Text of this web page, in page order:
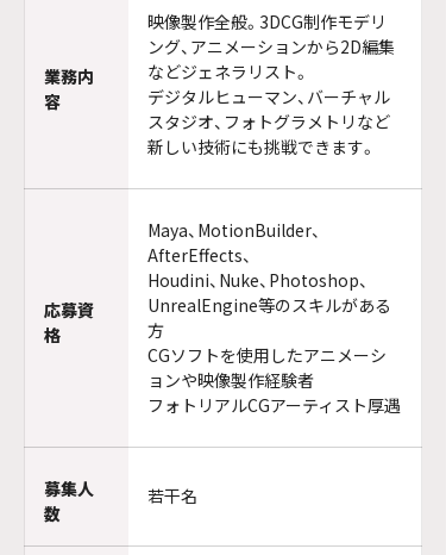
業務内
容
映像製作全般。3DCG制作モデリ
ング、アニメーションから2D編集
などジェネラリスト。
デジタルヒューマン、バーチャル
スタジオ、フォトグラメトリなど
新しい技術にも挑戦できます。
応募資
格
Maya、MotionBuilder、
AfterEffects、
Houdini、Nuke、Photoshop、
UnrealEngine等のスキルがある
方
CGソフトを使用したアニメーシ
ョンや映像製作経験者
フォトリアルCGアーティスト厚遇
募集人
数
若干名